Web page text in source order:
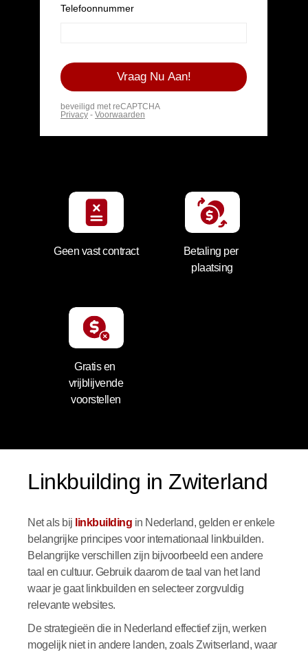
Geen vast contract
Betaling per
plaatsing
Gratis en
vrijblijvende
voorstellen
Linkbuilding in Zwiterland
Net als bij linkbuilding in Nederland, gelden er enkele
belangrijke principes voor internationaal linkbuilden.
Belangrijke verschillen zijn bijvoorbeeld een andere
taal en cultuur. Gebruik daarom de taal van het land
waar je gaat linkbuilden en selecteer zorgvuldig
relevante websites.
De strategieën die in Nederland effectief zijn, werken
mogelijk niet in andere landen, zoals Zwitserland, waar